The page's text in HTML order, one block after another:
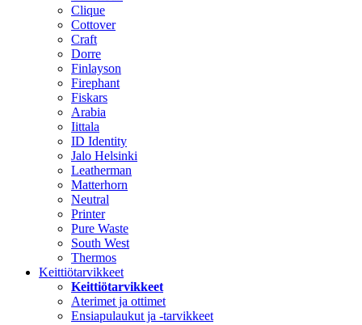
Clique
Cottover
Craft
Dorre
Finlayson
Firephant
Fiskars
Arabia
Iittala
ID Identity
Jalo Helsinki
Leatherman
Matterhorn
Neutral
Printer
Pure Waste
South West
Thermos
Keittiötarvikkeet
Keittiötarvikkeet
Aterimet ja ottimet
Ensiapulaukut ja -tarvikkeet